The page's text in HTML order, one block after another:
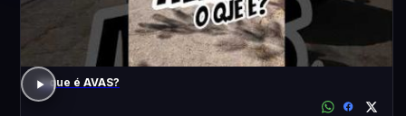
o que é AVAS?